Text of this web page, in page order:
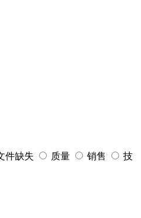
件缺失 质量 销售
技